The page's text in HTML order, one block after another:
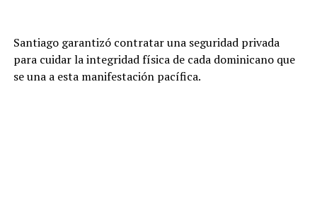
Santiago garantizó contratar una seguridad privada
para cuidar la integridad física de cada dominicano que
se una a esta manifestación pacífica.